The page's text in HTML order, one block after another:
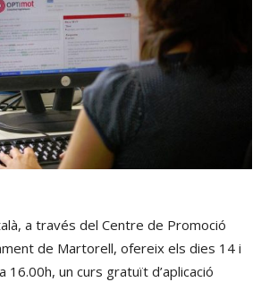
a través del Centre de Promoció
de Martorell, ofereix els dies 14 i
16.00h, un curs gratuït d’aplicació